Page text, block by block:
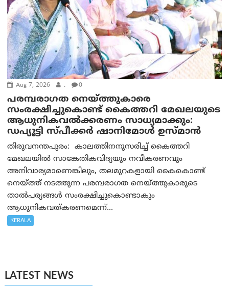
Aug 7, 2026 . 0
പരമ്പരാഗത നെയ്ത്തുകാരെ
സംരക്ഷിച്ചുകൊണ്ട് കൈത്തറി മേഖലയുടെ
ആധുനികവൽക്കരണം സാധ്യമാക്കും:
ഡപ്യൂട്ടി സ്പീക്കർ ഷാനിമോൾ ഉസ്മാൻ
തിരുവനന്തപുരം: കാലത്തിനനുസരിച്ച് കൈത്തറി
മേഖലയിൽ സാങ്കേതികവിദ്യയും നവീകരണവും
അനിവാര്യമാണെങ്കിലും, തലമുറകളായി കൈകൊണ്ട്
നെയ്ത്ത് നടത്തുന്ന പരമ്പരാഗത നെയ്ത്തുകാരുടെ
താൽപര്യങ്ങൾ സംരക്ഷിച്ചുകൊണ്ടാകും
ആധുനികവത്കരണമെന്ന്...
KERALA
LATEST NEWS